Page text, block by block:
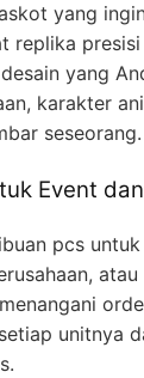
yang
replika
yang
karakter
seseorang.
Event
pcs
unitnya